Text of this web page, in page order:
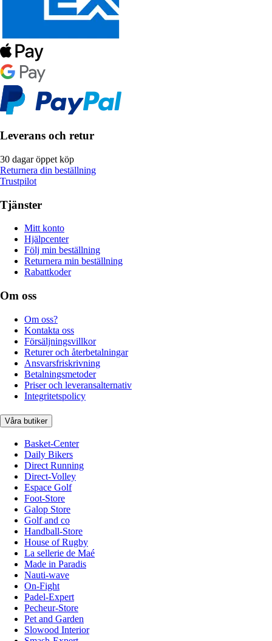
Leverans och retur
30 dagar öppet köp
Returnera din beställning
Trustpilot
Tjänster
Mitt konto
Hjälpcenter
Följ min beställning
Returnera min beställning
Rabattkoder
Om oss
Om oss?
Kontakta oss
Försäljningsvillkor
Returer och återbetalningar
Ansvarsfriskrivning
Betalningsmetoder
Priser och leveransalternativ
Integritetspolicy
Våra butiker
Basket-Center
Daily Bikers
Direct Running
Direct-Volley
Espace Golf
Foot-Store
Galop Store
Golf and co
Handball-Store
House of Rugby
La sellerie de Maé
Made in Paradis
Nauti-wave
On-Fight
Padel-Expert
Pecheur-Store
Pet and Garden
Slowood Interior